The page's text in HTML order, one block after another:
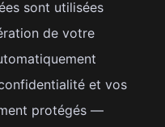
sont utilisées
de votre
et vos
protégés —